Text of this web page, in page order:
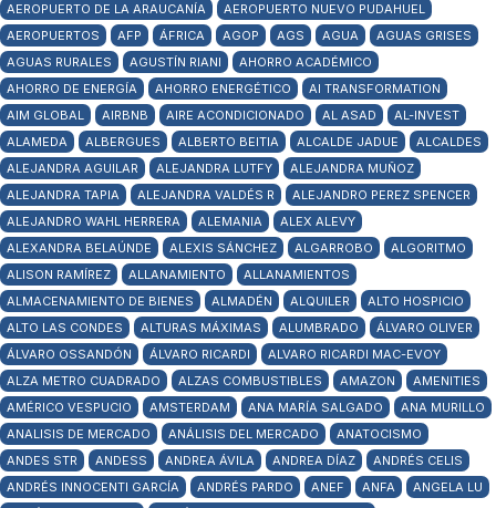
AEROPUERTO DE LA ARAUCANÍA
AEROPUERTO NUEVO PUDAHUEL
AEROPUERTOS
AFP ÁFRICA AGOP AGS AGUA
AGUAS GRISES
AGUAS RURALES
AGUSTÍN RIANI
AHORRO ACADÉMICO
AHORRO DE ENERGÍA
AHORRO ENERGÉTICO
AI TRANSFORMATION
AIM GLOBAL
AIRBNB AIRE ACONDICIONADO AL ASAD
AL-INVEST
ALAMEDA
ALBERGUES ALBERTO BEITIA ALCALDE JADUE
ALCALDES
ALEJANDRA AGUILAR
ALEJANDRA LUTFY
ALEJANDRA MUÑOZ
ALEJANDRA TAPIA
ALEJANDRA VALDÉS R
ALEJANDRO PEREZ SPENCER
ALEJANDRO WAHL HERRERA
ALEMANIA
ALEX ALEVY
ALEXANDRA BELAÚNDE
ALEXIS SÁNCHEZ ALGARROBO
ALGORITMO
ALISON RAMÍREZ
ALLANAMIENTO
ALLANAMIENTOS
ALMACENAMIENTO DE BIENES
ALMADÉN ALQUILER
ALTO HOSPICIO
ALTO LAS CONDES
ALTURAS MÁXIMAS ALUMBRADO
ÁLVARO OLIVER
ÁLVARO OSSANDÓN
ÁLVARO RICARDI
ALVARO RICARDI MAC-EVOY
ALZA METRO CUADRADO
ALZAS COMBUSTIBLES AMAZON
AMENITIES
AMÉRICO VESPUCIO
AMSTERDAM ANA MARÍA SALGADO
ANA MURILLO
ANALISIS DE MERCADO
ANÁLISIS DEL MERCADO
ANATOCISMO
ANDES STR
ANDESS ANDREA ÁVILA ANDREA DÍAZ
ANDRÉS CELIS
ANDRÉS INNOCENTI GARCÍA
ANDRÉS PARDO ANEF ANFA
ANGELA LU